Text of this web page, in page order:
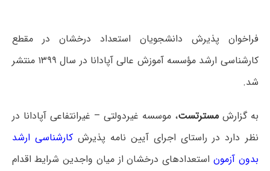
فراخوان پذیرش دانشجویان استعداد درخشان در مقطع
کارشناسی ارشد مؤسسه آموزش عالی آپادانا در سال ۱۳۹۹ منتشر
شد.
به گزارشمسترتست، موسسه غیردولتی – غیرانتفاعی آپادانا در
نظر دارد در راستای اجرای آیین نامه پذیرشکارشناسی ارشد
بدون آزمون استعدادهای درخشان از میان واجدین شرایط اقدام